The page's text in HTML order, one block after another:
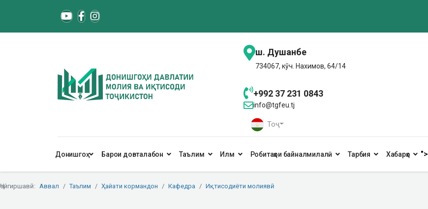
ш. Душанбе
734067, кӯч. Нахимов, 64/14
+992 37 231 0843
info@tgfeu.tj
Тоҷ
Донишгоҳ Барои довталабон Таълим Илм Робитаҳои байналмилалӣ Тарбия Хабарҳо ">
Ҷойгиршавӣ: Аввал Таълим Ҳайати кормандон Кафедра Иқтисодиёти молиявӣ